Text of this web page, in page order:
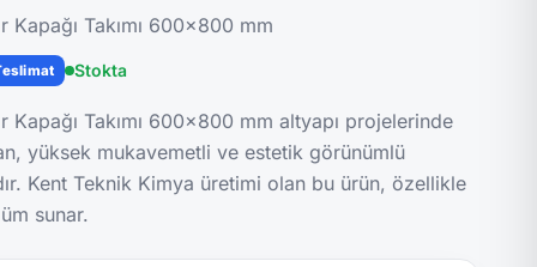
Takımı 600x800 mm
Stokta
Takımı 600x800 mm altyapı projelerinde
yüksek mukavemetli ve estetik görünümlü
Kent Teknik Kimya üretimi olan bu ürün, özellikle
sunar.